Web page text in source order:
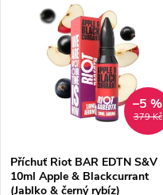
p
Nejprodávanější
Abecedně
s
379 Kč
–5 %
Příchuť Riot BAR EDTN S&V
10ml Apple & Blackcurrant
(Jablko & černý rybíz)